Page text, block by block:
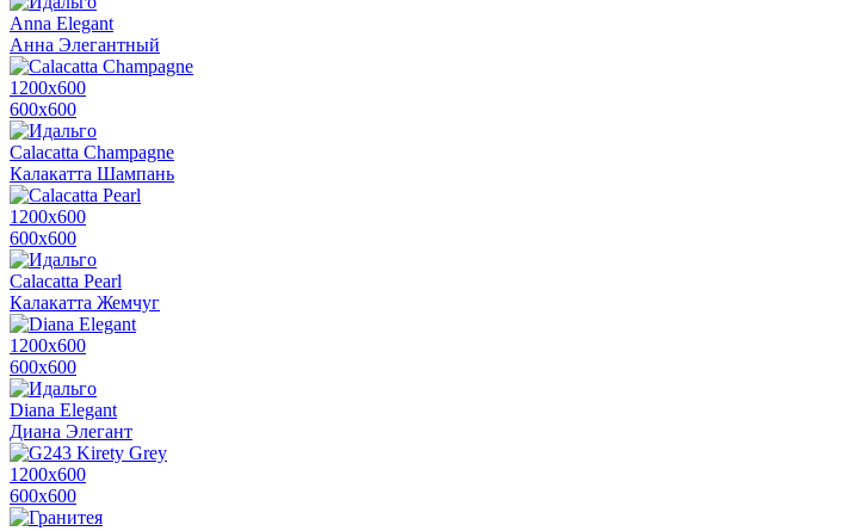
Anna Elegant
Анна Элегантный
1200х600
600х600
Calacatta Champagne
Калакатта Шампань
1200х600
600х600
Calacatta Pearl
Калакатта Жемчуг
1200х600
600х600
Diana Elegant
Диана Элегант
1200х600
600х600